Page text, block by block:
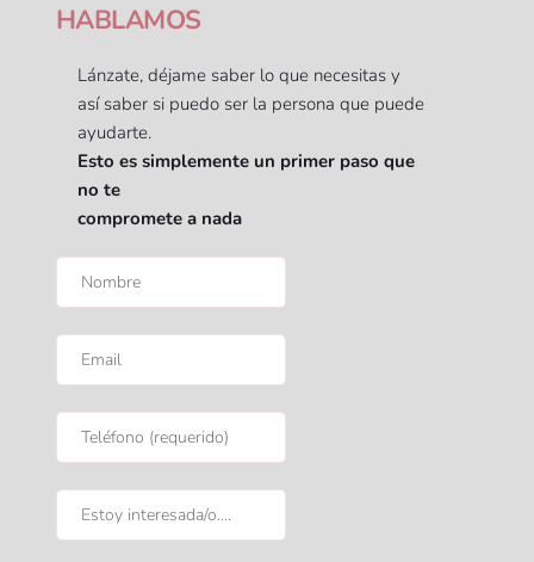
HABLAMOS
Lánzate, déjame saber lo que necesitas y
así saber si puedo ser la persona que puede
ayudarte.
Esto es simplemente un primer paso que
no te
compromete a nada